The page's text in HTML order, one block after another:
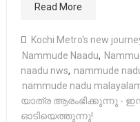
Read More
Kochi Metro's new
Nammude Naadu,
naadu nws, nammude
nammude nadu
യാത്ര ആരംഭിക്കുന്നു -
ഓടിയെത്തുന്നു!